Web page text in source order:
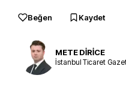
Beğen Kaydet
METE DİRİCE
İstanbul Ticaret